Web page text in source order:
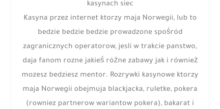
kasynach siec
Kasyna przez internet ktorzy maja Norwegii, lub to
bedzie bedzie bedzie prowadzone spośród
zagranicznych operatorow, jesli w trakcie panstwo,
daja fanom rozne jakieś różne zabawy jak i również
mozesz bedziesz mentor. Rozrywki kasynowe ktorzy
maja Norwegii obejmuja blackjacka, ruletke, pokera
(rowniez partnerow wariantow pokera), bakarat i